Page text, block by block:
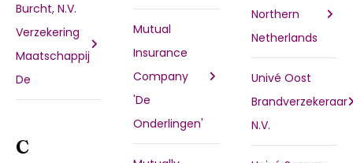
Burcht, N.V.
Verzekering
Maatschappij
De
C
Mutual
Insurance
Company
'De
Onderlingen'
Northern
Netherlands
Univé Oost
Brandverzekeraar
N.V.